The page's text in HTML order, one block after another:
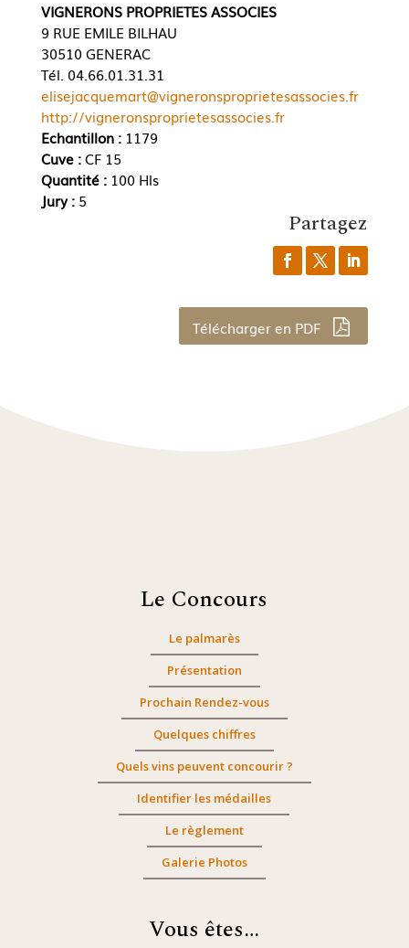
VIGNERONS PROPRIETES ASSOCIES
9 RUE EMILE BILHAU
30510 GENERAC
Tél. 04.66.01.31.31
elisejacquemart@vigneronsproprietesassocies.fr
http://vigneronsproprietesassocies.fr
Echantillon :1179
Cuve :CF 15
Quantité : 100 Hls
Jury : 5
Partagez
Télécharger en PDF
Le Concours
Le palmarès
Présentation
Prochain Rendez-vous
Quelques chiffres
Quels vins peuvent concourir ?
Identifier les médailles
Le règlement
Galerie Photos
Vous êtes…